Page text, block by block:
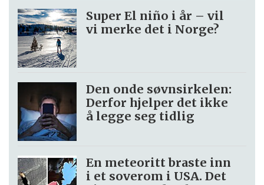
Super El niño i år – vil
vi merke det i Norge?
Den onde søvnsirkelen:
Derfor hjelper det ikke
å legge seg tidlig
En meteoritt braste inn
i et soverom i USA. Det